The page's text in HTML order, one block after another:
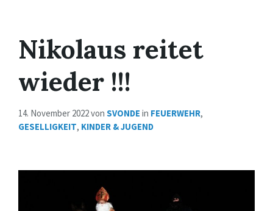
Nikolaus reitet
wieder !!!
14. November 2022von SVONDE in FEUERWEHR,
GESELLIGKEIT, KINDER & JUGEND